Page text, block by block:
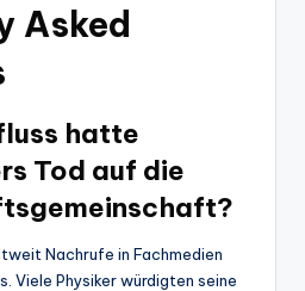
Asked
hatte
Tod auf die
Nachrufe in Fachmedien
Viele Physiker würdigten seine